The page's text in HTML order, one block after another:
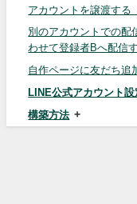
アカウントを譲渡する
別のアカウントでの配
わせて登録者Bへ配信
自作ページに友だち追
LINE公式アカウント設
構築方法